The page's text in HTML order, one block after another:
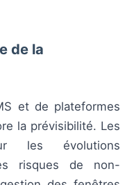
de la
et de plateformes
la prévisibilité. Les
les évolutions
risques de non-